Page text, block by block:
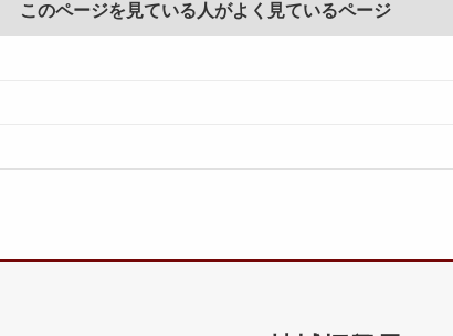
このページを見ている人がよく見ているページ